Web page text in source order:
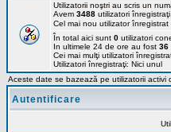
Utilizatorii noştri au scris un
Avem 3488 utilizatori înregistraţi
Cel mai nou utilizator înregistrat
În total aici sunt 0 utilizatori
In ultimele 24 de ore au fost 36
Cei mai mulţi utilizatori
Utilizatori înregistraţi: Nici unul
Aceste date se bazează pe utilizatorii activi
Autentificare